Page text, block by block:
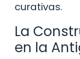
curativas.
La
en la